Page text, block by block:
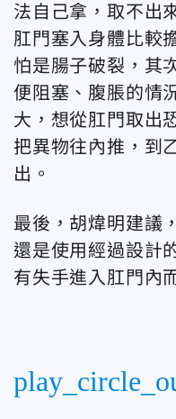
法自己拿，取不出
肛門塞入身體比較
怕是腸子破裂，其
便阻塞、腹脹的情
大，想從肛門取出
把異物往內推，到
出。
最後，胡煒明建議
還是使用經過設計
有失手進入肛門內